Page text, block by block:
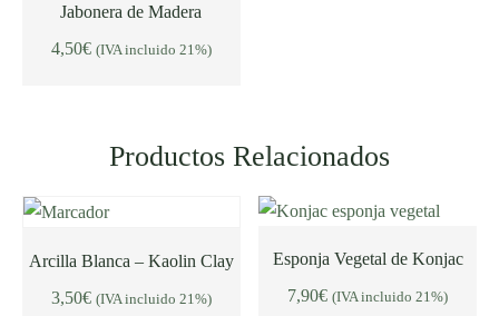
AÑADIR AL CARRITO
Jabonera de Madera
4,50€ (IVA incluido 21%)
Productos Relacionados
AÑADIR AL CARRITO
Arcilla Blanca – Kaolin Clay
3,50€ (IVA incluido 21%) AÑADIR AL CARRITO
Esponja Vegetal de Konjac
7,90€ (IVA incluido 21%)